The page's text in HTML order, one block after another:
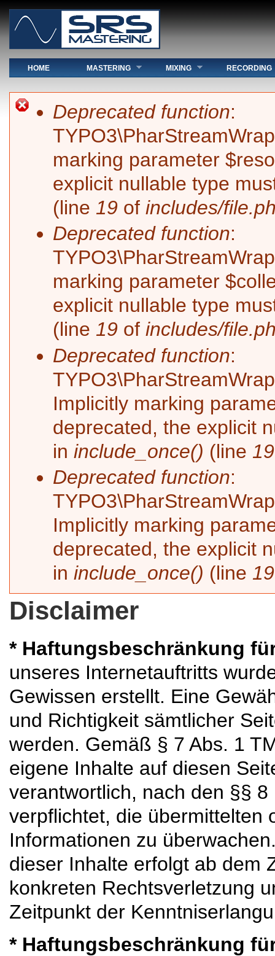
Hauptmenü
HOME MASTERING MIXING RECORDING
Sie sind hier
Fehlermeldung
Deprecated function:
marking parameter
explicit nullable type
(line 19 ofincludes/
Deprecated function:
marking parameter
explicit nullable type
(line 19 ofincludes/
Deprecated function:
Implicitly marking
deprecated, the explicit
ininclude_once() (line 19
Deprecated function:
Implicitly marking
deprecated, the explicit
ininclude_once() (line 19
Disclaimer
* Haftungsbeschränkung
unseres Internetauftritts
Gewissen erstellt. Eine
und Richtigkeit sämtlicher
werden. Gemäß § 7 Abs. 1
eigene Inhalte auf diesen
verantwortlich, nach den §§
verpflichtet, die übermittelten
Informationen zu
dieser Inhalte erfolgt ab dem
konkreten Rechtsverletzung
Zeitpunkt der
* Haftungsbeschränkung